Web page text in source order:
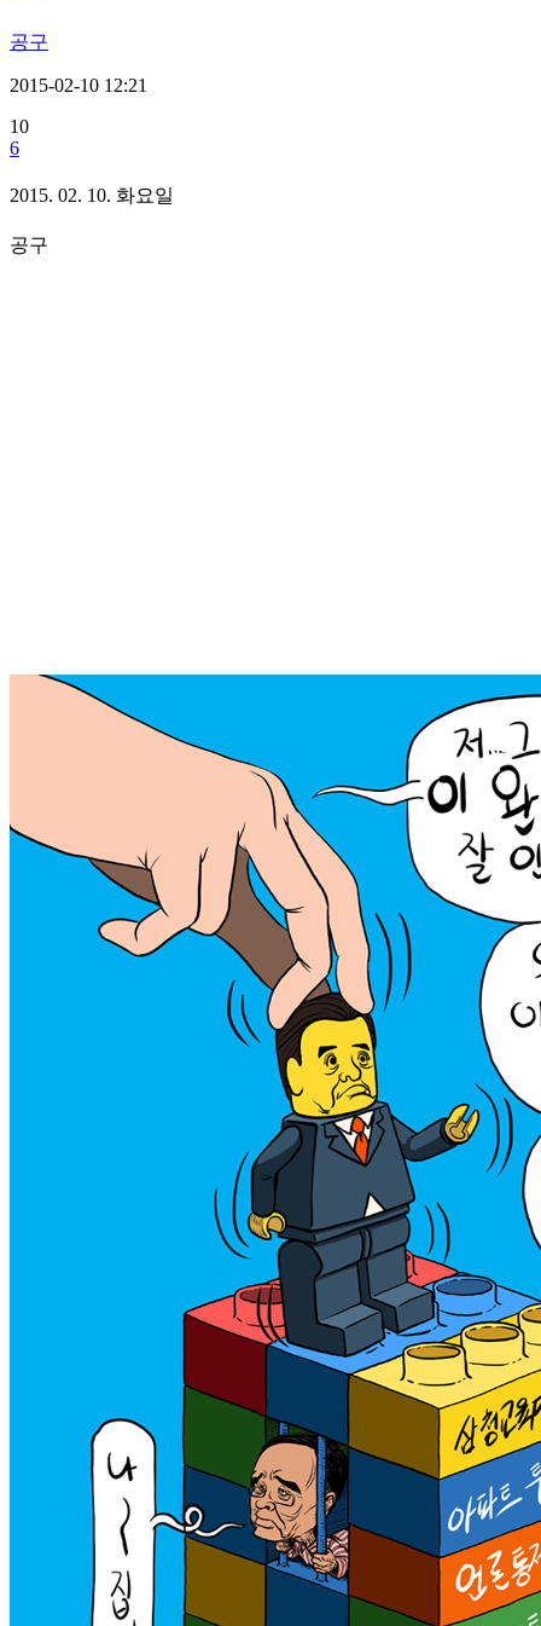
공구
2015-02-10 12:21
10
6
2015. 02. 10. 화요일
공구